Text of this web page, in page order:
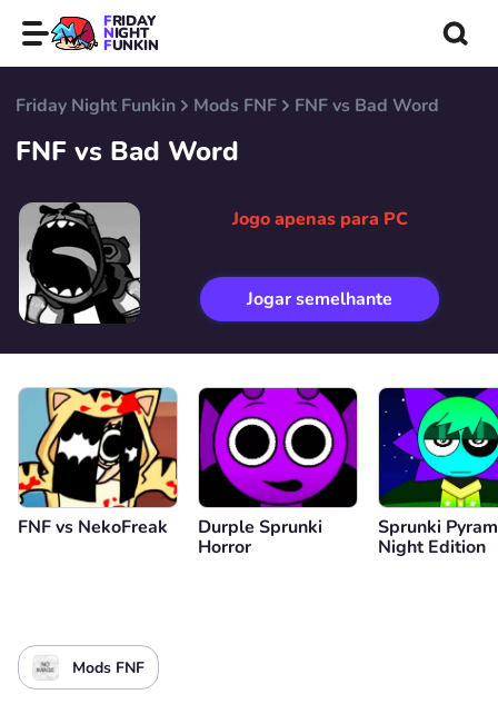
FRIDAY
NIGHT
FUNKIN
Friday Night Funkin Mods FNF FNF vs Bad Word
FNF vs Bad Word
Jogo apenas para PC
Jogar semelhante
FNF vs NekoFreak
Durple Sprunki
Horror
Sprunki
Night Edition
Mods FNF